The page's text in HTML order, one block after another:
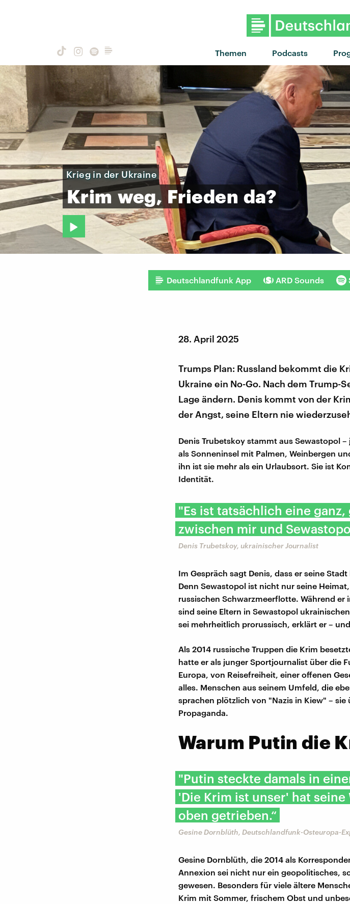
Themen Podcasts
Krieg in der Ukraine
Krim weg, Frieden da?
Deutschlandfunk App ARD Sounds
28. April 2025
Trumps Plan: Russland bekommt die
Ukraine ein No-Go. Nach dem Trump-
Lage ändern. Denis kommt von der
der Angst, seine Eltern nie
Denis Trubetskoy stammt aus Sewastopol
als Sonneninsel mit Palmen, Weinbergen
ihn ist sie mehr als ein Urlaubsort. Sie ist
Identität.
"Es ist tatsächlich eine
zwischen mir und
Denis Trubetskoy, ukrainischer Journalist
Im Gespräch sagt Denis, dass er seine
Denn Sewastopol ist nicht nur seine
russischen Schwarzmeerflotte. Während er
sind seine Eltern in Sewastopol
sei mehrheitlich prorussisch, erklärt er –
Als 2014 russische Truppen die Krim
hatte er als junger Sportjournalist über die
Europa, von Reisefreiheit, einer offenen
alles. Menschen aus seinem Umfeld, die
sprachen plötzlich von "Nazis in Kiew" –
Propaganda.
Warum Putin die
"Putin steckte damals in
'Die Krim ist unser' hat
oben getrieben.“
Gesine Dornblüth, Deutschlandfunk-Osteuropa-
Gesine Dornblüth, die 2014 als
Annexion sei nicht nur ein geopolitisches,
gewesen. Besonders für viele ältere
Krim mit Sommer, frischem Obst und